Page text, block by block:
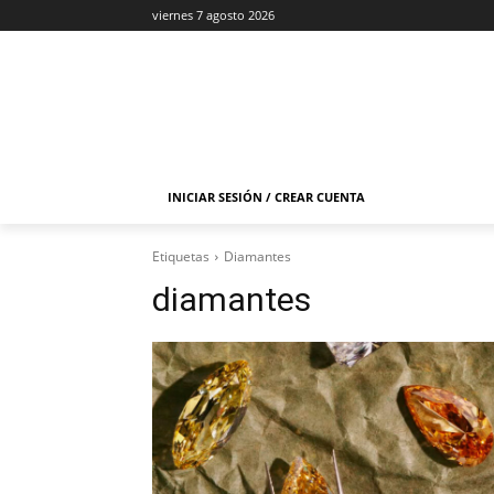
viernes 7 agosto 2026
INICIAR SESIÓN / CREAR CUENTA
Etiquetas Diamantes
diamantes